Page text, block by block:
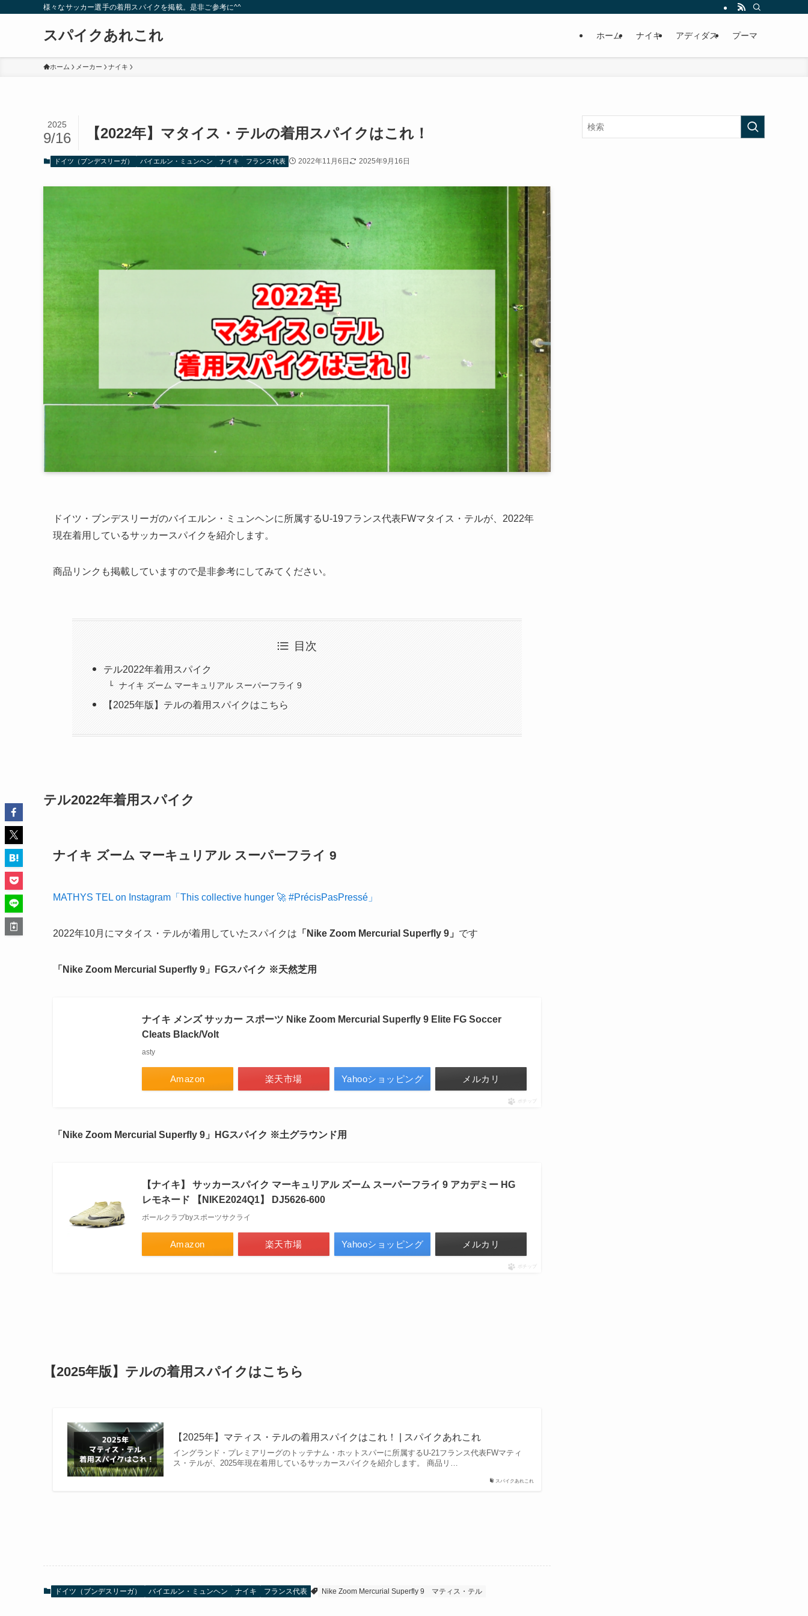
様々なサッカー選手の着用スパイクを掲載。是非ご参考に^^
スパイクあれこれ ホーム ナイキ アディダス プーマ
ホーム メーカー ナイキ
【2022年】マタイス・テルの着用スパイクはこれ！
2025
9/16
ドイツ（ブンデスリーガ） バイエルン・ミュンヘン ナイキ フランス代表 2022年11月6日 2025年9月16日
ドイツ・ブンデスリーガのバイエルン・ミュンヘンに所属するU-19フランス代表FWマタイス・テルが、2022年
現在着用しているサッカースパイクを紹介します。
商品リンクも掲載していますので是非参考にしてみてください。
目次
テル2022年着用スパイク
ナイキ ズーム マーキュリアル スーパーフライ 9
【2025年版】テルの着用スパイクはこちら
テル2022年着用スパイク
ナイキ ズーム マーキュリアル スーパーフライ 9
MATHYS TEL on Instagram「This collective hunger 🚀 #PrécisPasPressé」
2022年10月にマタイス・テルが着用していたスパイクは 「Nike Zoom Mercurial Superfly 9」 です
「Nike Zoom Mercurial Superfly 9」FGスパイク ※天然芝用
ナイキ メンズ サッカー スポーツ Nike Zoom Mercurial Superfly 9 Elite FG Soccer
Cleats Black/Volt
asty
Amazon 楽天市場 Yahooショッピング メルカリ
ポチップ
「Nike Zoom Mercurial Superfly 9」HGスパイク ※土グラウンド用
【ナイキ】 サッカースパイク マーキュリアル ズーム スーパーフライ 9 アカデミー HG
レモネード 【NIKE2024Q1】 DJ5626-600
ボールクラブbyスポーツサクライ
Amazon 楽天市場 Yahooショッピング メルカリ
ポチップ
【2025年版】テルの着用スパイクはこちら
スパイクあれこれ
【2025年】マティス・テルの着用スパイクはこれ！ | スパイクあれこれ
イングランド・プレミアリーグのトッテナム・ホットスパーに所属するU-21フランス代表FWマティ
ス・テルが、2025年現在着用しているサッカースパイクを紹介します。 商品リ…
ドイツ（ブンデスリーガ） バイエルン・ミュンヘン ナイキ フランス代表 Nike Zoom Mercurial Superfly 9 マティス・テル